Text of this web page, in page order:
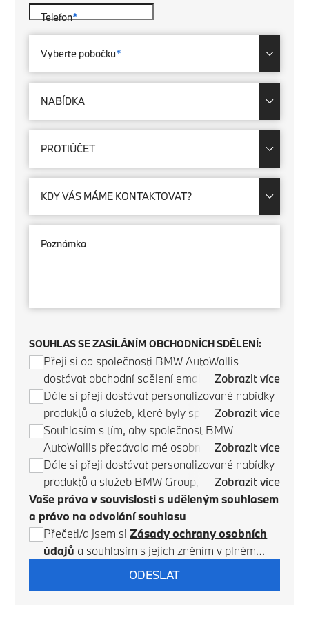
Telefon*
Vyberte pobočku*
NABÍDKA
PROTIÚČET
KDY VÁS MÁME KONTAKTOVAT?
Poznámka
SOUHLAS SE ZASÍLÁNÍM OBCHODNÍCH SDĚLENÍ:
Přeji si od společnosti BMW AutoWallis
dostávat obchodní sdělení emailem, poštou,
telefonicky / SMS a prostřednictvím aplikace ve
vozidle (je-li tato funkce podporována).
Zobrazit více
Dále si přeji dostávat personalizované nabídky
produktů a služeb, které byly společností BMW
AutoWallis identifikovány na základě mých
osobních preferencí a chování a také
z využívání produktů a služeb.
Zobrazit více
Souhlasím s tím, aby společnost BMW
AutoWallis předávala mé osobní údaje
společnosti BMW Czech Republic s.r.o., se
sídlem v Praze, Metronom Business Center
Budova C, 1.patro, Bucharova 2817/13, 158 00
Praha 5 (dále jen „BMW Česká republika“)
a aby společnost BMW Česká republika
zpracovávala a využívala mé osobní údaje
a aby mě kontaktovala za účelem uvedeným
Zobrazit více
Dále si přeji dostávat personalizované nabídky
produktů a služeb BMW Group, které byly
společností BMW Česká republika
identifikovány na základě mých osobních
preferencí a chování a také na základě
využívání produktů a služeb.
Zobrazit více
Vaše práva v souvislosti s uděleným souhlasem
a právo na odvolání souhlasu
Přečetl/a jsem siZásady ochrany osobních
údajů a souhlasím s jejich zněním v plném
ODESLAT